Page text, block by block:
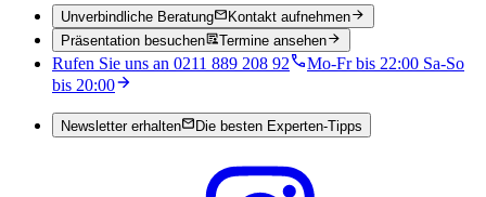
Unverbindliche Beratung
Kontakt aufnehmen
Präsentation besuchen
Termine ansehen
Rufen Sie uns an 0211 889 208 92
Mo-Fr bis 22:00 Sa-So
bis 20:00
Newsletter erhalten Die besten Experten-Tipps